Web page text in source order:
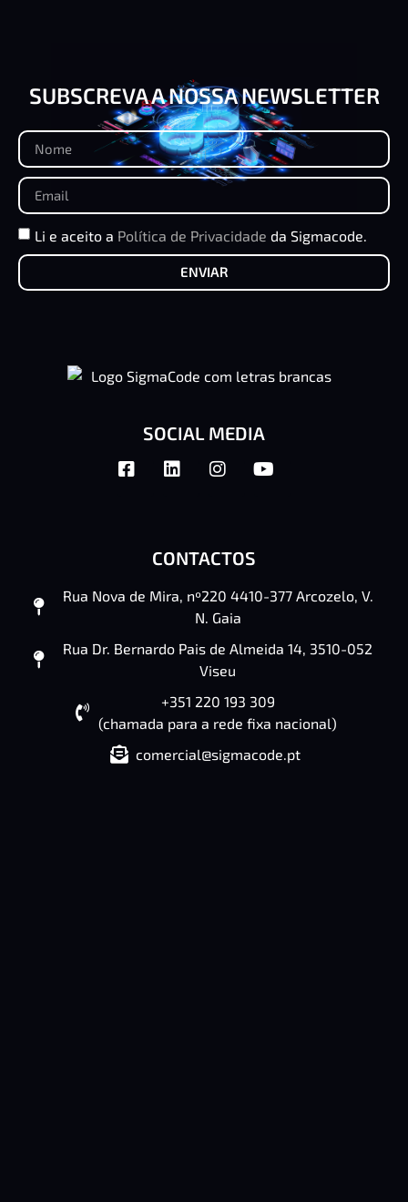
SUBSCREVA A NOSSA NEWSLETTER
Li e aceito a Política de Privacidade da Sigmacode.
ENVIAR
SOCIAL MEDIA
CONTACTOS
Rua Nova de Mira, nº220 4410-377 Arcozelo, V.
N. Gaia
Rua Dr. Bernardo Pais de Almeida 14, 3510-052
Viseu
+351 220 193 309
(chamada para a rede fixa nacional)
comercial@sigmacode.pt